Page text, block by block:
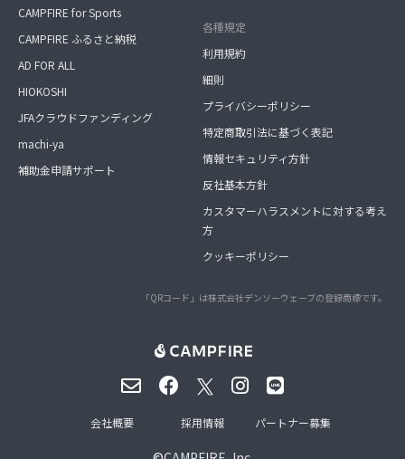
CAMPFIRE for Sports
CAMPFIRE ふるさと納税
AD FOR ALL
HIOKOSHI
JFAクラウドファンディング
machi-ya
補助金申請サポート
各種規定
利用規約
細則
プライバシーポリシー
特定商取引法に基づく表記
情報セキュリティ方針
反社基本方針
カスタマーハラスメントに対する考え
方
クッキーポリシー
「QRコード」は株式会社デンソーウェーブの登録商標です。
会社概要 採用情報 パートナー募集